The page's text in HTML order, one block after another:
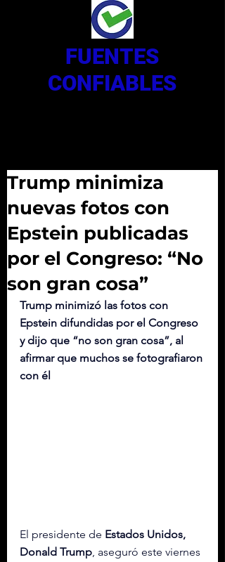
FUENTES
CONFIABLES
Trump minimiza
nuevas fotos con
Epstein publicadas
por el Congreso: “No
son gran cosa”
Trump minimizó las fotos con
Epstein difundidas por el Congreso
y dijo que “no son gran cosa”, al
afirmar que muchos se fotografiaron
con él
El presidente de Estados Unidos,
Donald Trump, aseguró este viernes